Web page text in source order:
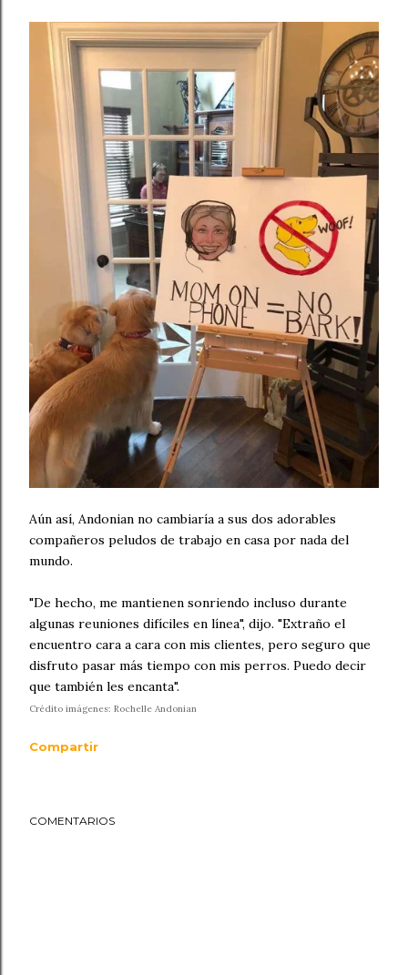
Aún así, Andonian no cambiaría a sus dos adorables
compañeros peludos de trabajo en casa por nada del
mundo.
"De hecho, me mantienen sonriendo incluso durante
algunas reuniones difíciles en línea", dijo. "Extraño el
encuentro cara a cara con mis clientes, pero seguro que
disfruto pasar más tiempo con mis perros. Puedo decir
que también les encanta".
Crédito imágenes: Rochelle Andonian
Compartir
COMENTARIOS